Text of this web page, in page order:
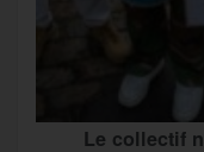
Le collectif